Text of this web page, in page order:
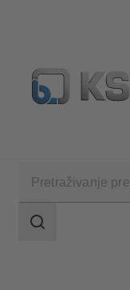
pretraživanja
Raspon